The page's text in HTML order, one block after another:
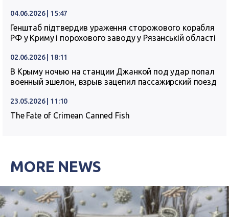
04.06.2026 | 15:47
Генштаб підтвердив ураження сторожового корабля
РФ у Криму і порохового заводу у Рязанській області
02.06.2026 | 18:11
В Крыму ночью на станции Джанкой под удар попал
военный эшелон, взрыв зацепил пассажирский поезд
23.05.2026 | 11:10
The Fate of Crimean Canned Fish
MORE NEWS